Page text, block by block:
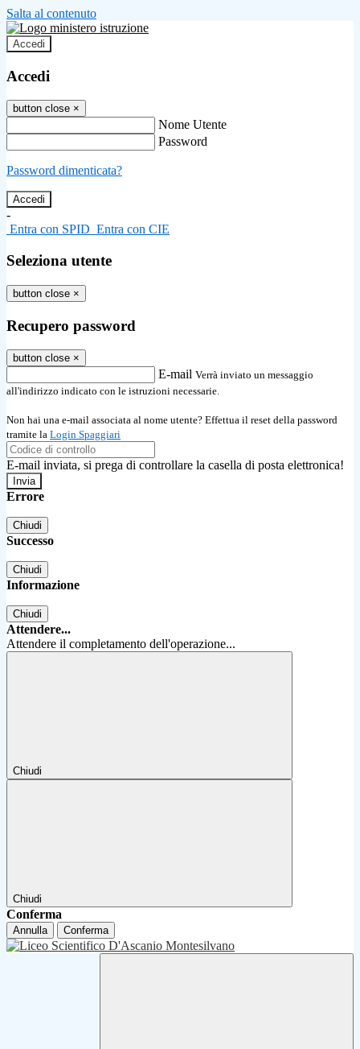
Salta al contenuto
Accedi
Accedi
button close ×
Nome Utente
Password
Password dimenticata?
-
Entra con SPID Entra con CIE
Seleziona utente
button close ×
Recupero password
button close ×
E-mail Verrà inviato un messaggio
all'indirizzo indicato con le istruzioni necessarie.
Non hai una e-mail associata al nome utente? Effettua il reset della password
tramite la Login Spaggiari
E-mail inviata, si prega di controllare la casella di posta elettronica!
Errore
Chiudi
Successo
Chiudi
Informazione
Chiudi
Attendere...
Attendere il completamento dell'operazione...
Chiudi
Chiudi
Conferma
Annulla Conferma